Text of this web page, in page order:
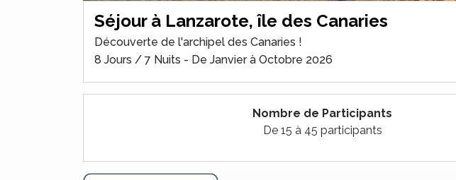
Séjour à Lanzarote, île des Canaries
Découverte de l'archipel des Canaries !
8 Jours / 7 Nuits - De Janvier à Octobre 2026
Nombre de Participants
De 15 à 45 participants